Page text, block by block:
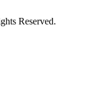
Reserved.